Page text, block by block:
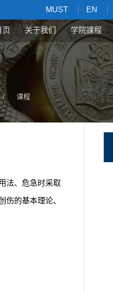
MUST EN
页 关于我们 学院課程
/ 课程
法、危急时采取
伤的基本理论、